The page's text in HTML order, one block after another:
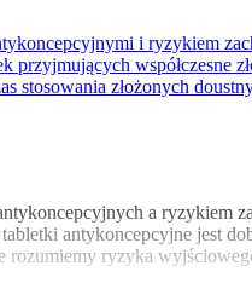
i ryzykiem
współczesne
stosowania złożonych
a ryzykiem
antykoncepcyjne jest
rozumiemy ryzyka